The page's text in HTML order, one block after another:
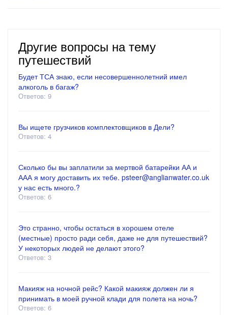
Другие вопросы на тему
путешествий
Будет ТСА знаю, если несовершеннолетний имел
алкоголь в багаж?
Ответов: 9
Вы ищете грузчиков комплектовщиков в Дели?
Ответов: 4
Сколько бы вы заплатили за мертвой батарейки АА и
ААА я могу доставить их тебе. psteer@anglianwater.co.uk
у нас есть много.?
Ответов: 6
Это странно, чтобы остаться в хорошем отеле
(местные) просто ради себя, даже не для путешествий?
У некоторых людей не делают этого?
Ответов: 3
Макияж на ночной рейс? Какой макияж должен ли я
принимать в моей ручной клади для полета на ночь?
Ответов: 6